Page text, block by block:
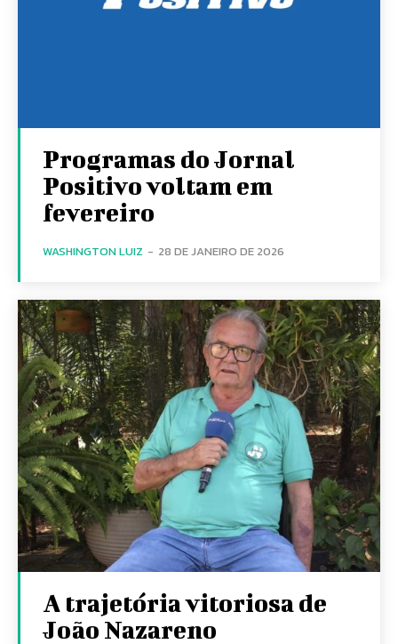
Programas do Jornal
Positivo voltam em
fevereiro
WASHINGTON LUIZ - 28 DE JANEIRO DE 2026
A trajetória vitoriosa de
João Nazareno